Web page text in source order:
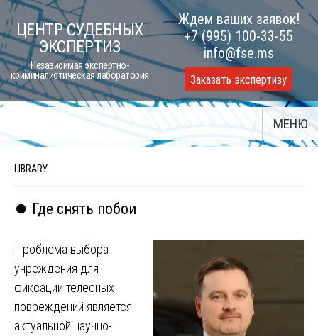
Skip
to
content
ЦЕНТР СУДЕБНЫХ
ЭКСПЕРТИЗ
Независимая экспертно-
криминалистическая лаборатория
Ждем ваших заявок!
+7 (995) 100-33-55
info@fse.ms
Заказать экспертизу
МЕНЮ
LIBRARY
⏺️ Где снять побои
Проблема выбора
учреждения для
фиксации телесных
повреждений является
актуальной научно-